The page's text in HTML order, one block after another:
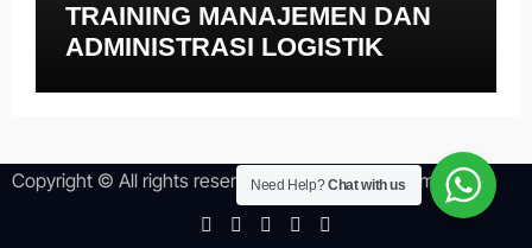
TRAINING MANAJEMEN DAN
ADMINISTRASI LOGISTIK
Copyright © All rights reserved|NewsperbyThemeansar
Need Help?Chat with us